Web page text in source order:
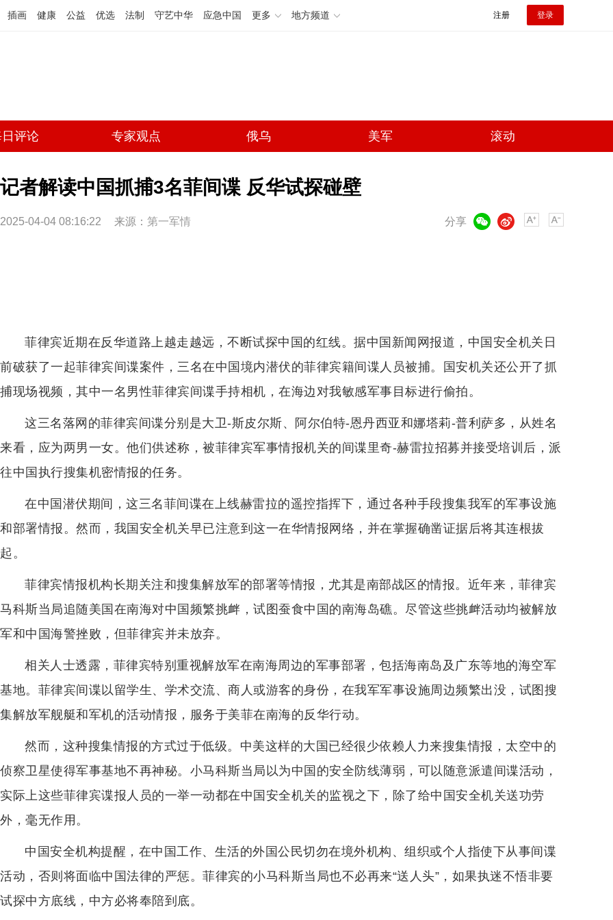
插画 健康 公益 优选 法制 守艺中华 应急中国 更多 地方频道 注册 登录
评论 专家观点 俄乌 美军 滚动
记者解读中国抓捕3名菲间谍 反华试探碰壁
2025-04-04 08:16:22 来源： 第一军情 分享
微博
菲律宾近期在反华道路上越走越远，不断试探中国的红线。据中国新闻网报道，中国安全机关日
前破获了一起菲律宾间谍案件，三名在中国境内潜伏的菲律宾籍间谍人员被捕。国安机关还公开了抓
捕现场视频，其中一名男性菲律宾间谍手持相机，在海边对我敏感军事目标进行偷拍。
这三名落网的菲律宾间谍分别是大卫-斯皮尔斯、阿尔伯特-恩丹西亚和娜塔莉-普利萨多，从姓名
来看，应为两男一女。他们供述称，被菲律宾军事情报机关的间谍里奇-赫雷拉招募并接受培训后，派
往中国执行搜集机密情报的任务。
在中国潜伏期间，这三名菲间谍在上线赫雷拉的遥控指挥下，通过各种手段搜集我军的军事设施
和部署情报。然而，我国安全机关早已注意到这一在华情报网络，并在掌握确凿证据后将其连根拔
起。
菲律宾情报机构长期关注和搜集解放军的部署等情报，尤其是南部战区的情报。近年来，菲律宾
马科斯当局追随美国在南海对中国频繁挑衅，试图蚕食中国的南海岛礁。尽管这些挑衅活动均被解放
军和中国海警挫败，但菲律宾并未放弃。
相关人士透露，菲律宾特别重视解放军在南海周边的军事部署，包括海南岛及广东等地的海空军
基地。菲律宾间谍以留学生、学术交流、商人或游客的身份，在我军军事设施周边频繁出没，试图搜
集解放军舰艇和军机的活动情报，服务于美菲在南海的反华行动。
然而，这种搜集情报的方式过于低级。中美这样的大国已经很少依赖人力来搜集情报，太空中的
侦察卫星使得军事基地不再神秘。小马科斯当局以为中国的安全防线薄弱，可以随意派遣间谍活动，
实际上这些菲律宾谍报人员的一举一动都在中国安全机关的监视之下，除了给中国安全机关送功劳
外，毫无作用。
中国安全机构提醒，在中国工作、生活的外国公民切勿在境外机构、组织或个人指使下从事间谍
活动，否则将面临中国法律的严惩。菲律宾的小马科斯当局也不必再来“送人头”，如果执迷不悟非要
试探中方底线，中方必将奉陪到底。